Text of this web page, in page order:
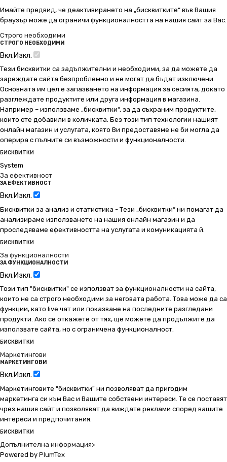
Имайте предвид, че деактивирането на „бисквитките“ във Вашия
браузър може да ограничи функционалността на нашия сайт за Вас.
Строго необходими
СТРОГО НЕОБХОДИМИ
Вкл.Изкл.
Тези бисквитки са задължителни и необходими, за да можете да
зареждате сайта безпроблемно и не могат да бъдат изключени.
Основната им цел е запазването на информация за сесията, докато
разглеждате продуктите или друга информация в магазина.
Например – използваме „бисквитки“, за да съхраним продуктите,
които сте добавили в количката. Без този тип технологии нашият
онлайн магазин и услугата, която Ви предоставяме не би могла да
оперира с пълните си възможности и функционалности.
БИСКВИТКИ
System
За ефективност
ЗА ЕФЕКТИВНОСТ
Вкл.Изкл.
Бисквитки за анализ и статистика - Тези „бисквитки“ ни помагат да
анализираме използването на нашия онлайн магазин и да
проследяваме ефективността на услугата и комуникацията й.
БИСКВИТКИ
За функционалности
ЗА ФУНКЦИОНАЛНОСТИ
Вкл.Изкл.
Този тип "бисквитки" се използват за функционалности на сайта,
които не са строго необходими за неговата работа. Това може да са
функции, като live чат или показване на последните разгледани
продукти. Ако се откажете от тях, ще можете да продължите да
използвате сайта, но с ограничена функционалност.
БИСКВИТКИ
Маркетингови
МАРКЕТИНГОВИ
Вкл.Изкл.
Маркетинговите "бисквитки" ни позволяват да пригодим
маркетинга си към Вас и Вашите собствени интереси. Те се поставят
чрез нашия сайт и позволяват да виждате реклами според вашите
интереси и предпочитания.
БИСКВИТКИ
Допълнителна информация>
Powered by PlumTex